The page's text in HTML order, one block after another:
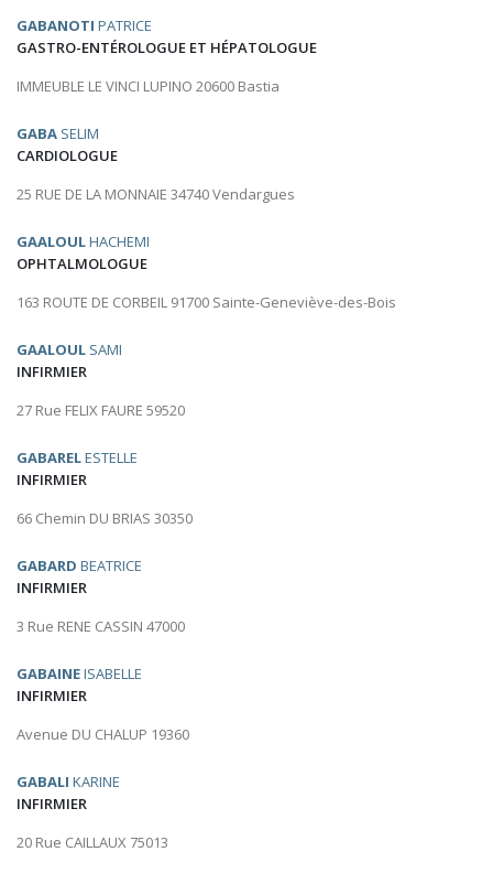
GABANOTI PATRICE
GASTRO-ENTÉROLOGUE ET HÉPATOLOGUE
IMMEUBLE LE VINCI LUPINO 20600 Bastia
GABA SELIM
CARDIOLOGUE
25 RUE DE LA MONNAIE 34740 Vendargues
GAALOULHACHEMI
OPHTALMOLOGUE
163 ROUTE DE CORBEIL 91700 Sainte-Geneviève-des-Bois
GAALOUL SAMI
INFIRMIER
27 Rue FELIX FAURE 59520
GABARELESTELLE
INFIRMIER
66 Chemin DU BRIAS 30350
GABARD BEATRICE
INFIRMIER
3 Rue RENE CASSIN 47000
GABAINEISABELLE
INFIRMIER
Avenue DU CHALUP 19360
GABALI KARINE
INFIRMIER
20 Rue CAILLAUX 75013